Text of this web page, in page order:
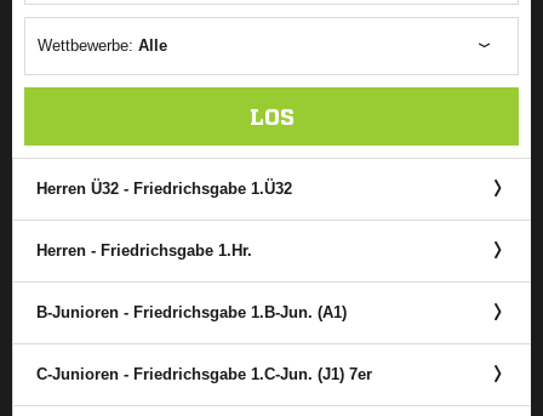
Wettbewerbe: Alle
LOS
Herren Ü32 - Friedrichsgabe 1.Ü32
Herren - Friedrichsgabe 1.Hr.
B-Junioren - Friedrichsgabe 1.B-Jun. (A1)
C-Junioren - Friedrichsgabe 1.C-Jun. (J1) 7er